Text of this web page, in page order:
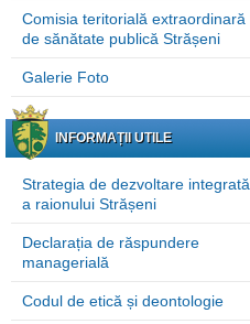
Comisia teritorială extraordinară
de sănătate publică Strășeni
Galerie Foto
INFORMAȚII UTILE
Strategia de dezvoltare integrată
a raionului Strășeni
Declarația de răspundere
managerială
Codul de etică și deontologie